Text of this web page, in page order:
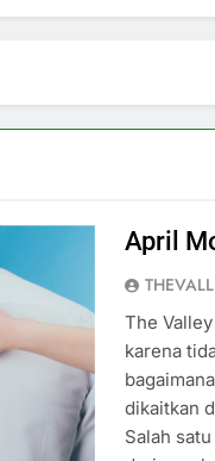
April
The
karena
dikaitkan
Salah